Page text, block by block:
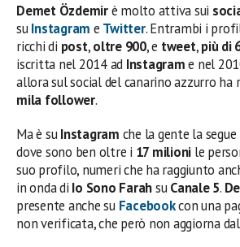
Demet Özdemirè molto attiva sui
suInstagram e Twitter. Entrambi i
ricchi di post,oltre 900, e tweet,più di
iscritta nel 2014 ad Instagrame nel
allora sul social del canarino azzurro ha
mila follower.
Ma è suInstagram che la gente la
dove sono ben oltre i 17 milioni le
suo profilo, numeri che ha raggiunto
in onda di Io Sono FarahsuCanale 5.
presente anche su Facebookcon una
non verificata, che però non aggiorna